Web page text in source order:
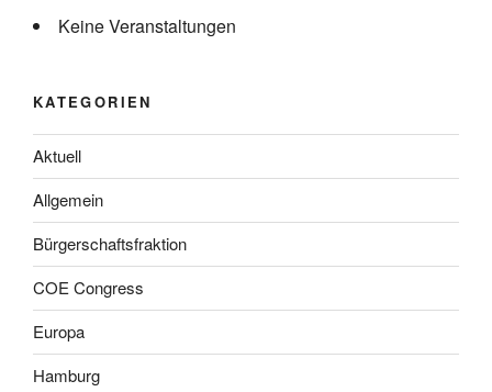
Keine Veranstaltungen
KATEGORIEN
Aktuell
Allgemein
Bürgerschaftsfraktion
COE Congress
Europa
Hamburg